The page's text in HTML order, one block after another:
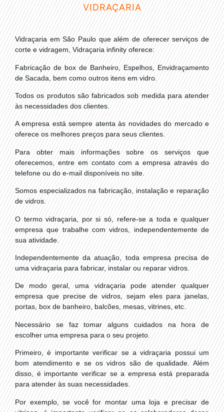
VIDRAÇARIA
Vidraçaria em São Paulo que além de oferecer serviços de
corte e vidragem, Vidraçaria infinity oferece:
Fabricação de box de Banheiro, Espelhos, Envidraçamento
de Sacada, bem como outros itens em vidro.
Todos os produtos são fabricados sob medida para atender
às necessidades dos clientes.
A empresa está sempre atenta às novidades do mercado e
oferece os melhores preços para seus clientes.
Para obter mais informações sobre os serviços que
oferecemos, entre em contato com a empresa através do
telefone ou do e-mail disponíveis no site.
Somos especializados na fabricação, instalação e reparação
de vidros.
O termo vidraçaria, por si só, refere-se a toda e qualquer
empresa que trabalhe com vidros, independentemente de
sua atividade.
Independentemente da atuação, toda empresa precisa de
uma vidraçaria para fabricar, instalar ou reparar vidros.
De modo geral, uma vidraçaria pode atender qualquer
empresa que precise de vidros, sejam eles para janelas,
portas, box de banheiro, balcões, mesas, vitrines, etc.
Necessário se faz tomar alguns cuidados na hora de
escolher uma empresa para o seu projeto.
Primeiro, é importante verificar se a vidraçaria possui um
bom atendimento e se os vidros são de qualidade. Além
disso, é importante verificar se a empresa está preparada
para atender às suas necessidades.
Por exemplo, se você for montar uma loja e precisar de